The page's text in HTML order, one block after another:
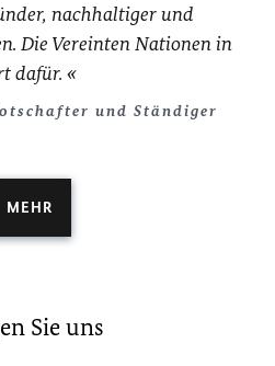
nachhaltiger und
Die Vereinten Nationen in
dafür.
und Ständiger
MEHR
Sie uns